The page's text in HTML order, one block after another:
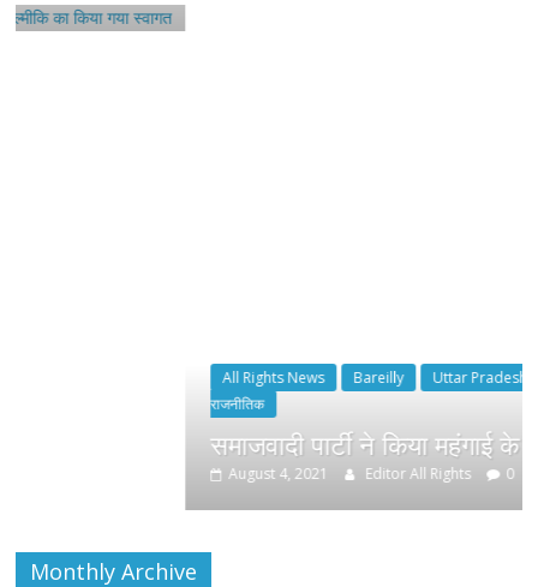
Bareilly Uttar Pradesh राजनीति
हॉट
समाजवादी पार्टी ने किया महंगाई के खिलाफ प्रदर्शन
Editor All Rights 0
Monthly Archive